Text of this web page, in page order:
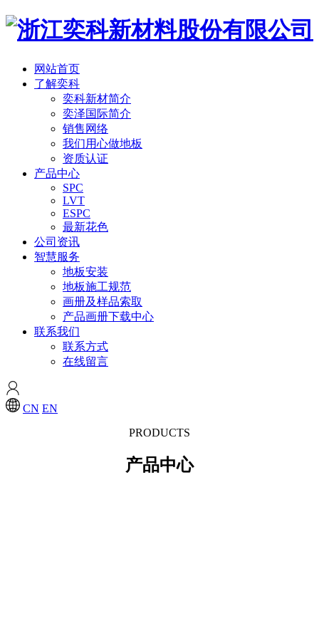
网站首页
了解奕科
奕科新材简介
奕泽国际简介
销售网络
我们用心做地板
资质认证
产品中心
SPC
LVT
ESPC
最新花色
公司资讯
智慧服务
地板安装
地板施工规范
画册及样品索取
产品画册下载中心
联系我们
联系方式
在线留言
CN EN
PRODUCTS
产品中心